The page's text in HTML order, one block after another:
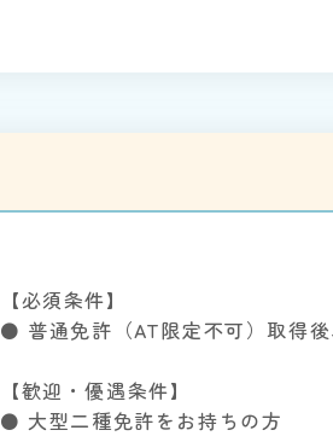
【必須条件】
⚫ 普通免許（AT限定不可）取得
【歓迎・優遇条件】
⚫ 大型二種免許をお持ちの方